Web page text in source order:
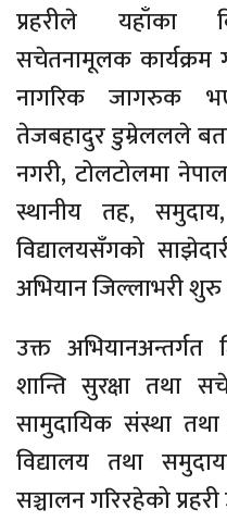
प्रहरीले यहाँका
सचेतनामूलक कार्यक्रम
नागरिक जागरुक
तेजबहादुर डुम्रेललले
नगरी, टोलटोलमा
स्थानीय तह,
विद्यालयसँगको
अभियान जिल्लाभरी
उक्त अभियानअन्तर्गत
शान्ति सुरक्षा तथा
सामुदायिक संस्था तथा
विद्यालय तथा
सञ्चालन गरिरहेको